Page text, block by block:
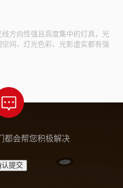
方向性强且高度集中的灯具，光
间、灯光色彩、光影虚实都有强
都会帮您积极解决